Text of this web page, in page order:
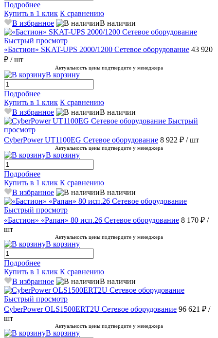
Подробнее
Купить в 1 клик К сравнению
В избранное
В наличии
Быстрый просмотр
«Бастион» SKAT-UPS 2000/1200 Сетевое оборудование 43 920
₽ / шт
Актуальность цены подтвердите у менеджера
В корзину
Подробнее
Купить в 1 клик К сравнению
В избранное
В наличии
Быстрый
просмотр
CyberPower UT1100EG Сетевое оборудование 8 922 ₽ / шт
Актуальность цены подтвердите у менеджера
В корзину
Подробнее
Купить в 1 клик К сравнению
В избранное
В наличии
Быстрый просмотр
«Бастион» «Рапан» 80 исп.26 Сетевое оборудование 8 170 ₽ /
шт
Актуальность цены подтвердите у менеджера
В корзину
Подробнее
Купить в 1 клик К сравнению
В избранное
В наличии
Быстрый просмотр
CyberPower OLS1500ERT2U Сетевое оборудование 96 621 ₽ /
шт
Актуальность цены подтвердите у менеджера
В корзину